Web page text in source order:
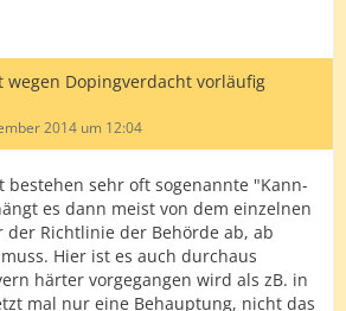
wegen Dopingverdacht vorläufig
2014 um 12:04
bestehen sehr oft sogenannte "Kann-
es dann meist von dem einzelnen
der Richtlinie der Behörde ab, ab
Hier ist es auch durchaus
härter vorgegangen wird als zB. in
mal nur eine Behauptung, nicht das